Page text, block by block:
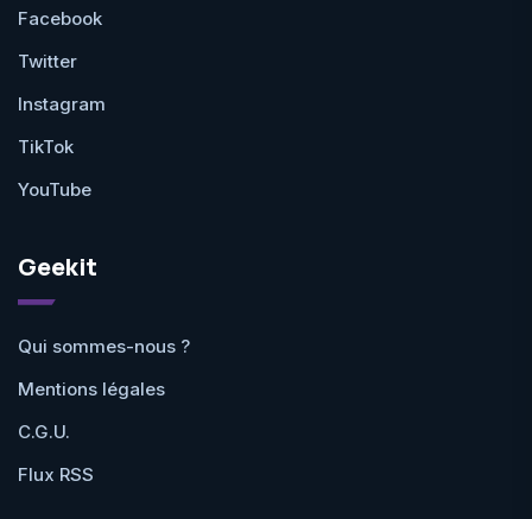
Facebook
Twitter
Instagram
TikTok
YouTube
Geekit
Qui sommes-nous ?
Mentions légales
C.G.U.
Flux RSS